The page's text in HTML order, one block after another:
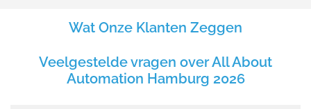
Wat Onze Klanten Zeggen
Veelgestelde vragen over All About
Automation Hamburg 2026